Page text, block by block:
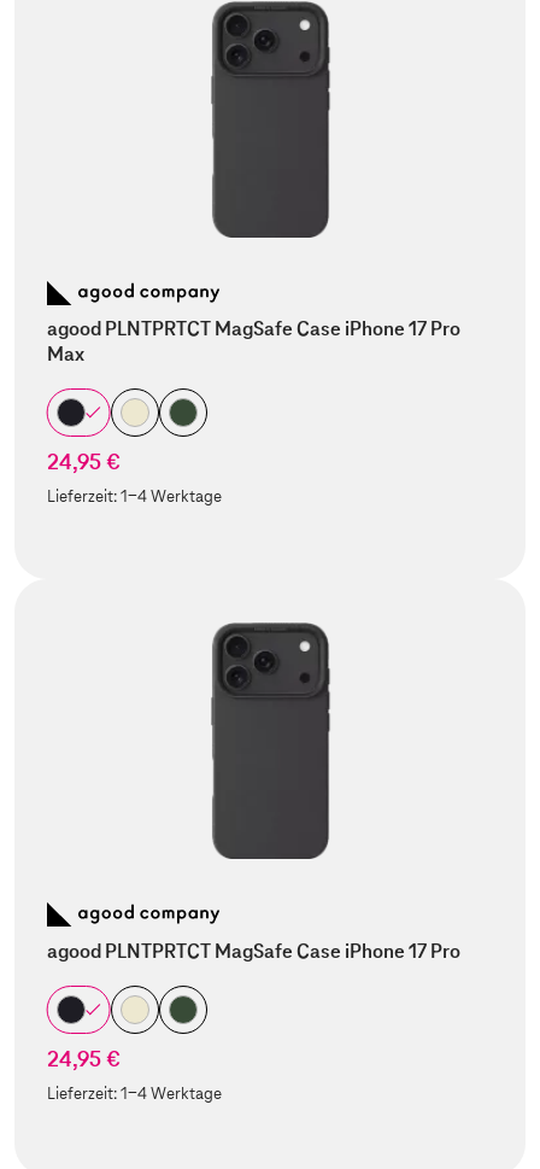
agood PLNTPRTCT MagSafe Case iPhone 17 Pro
Max
24,95 €
Lieferzeit:1-4 Werktage
agood PLNTPRTCT MagSafe Case iPhone 17 Pro
24,95 €
Lieferzeit:1-4 Werktage